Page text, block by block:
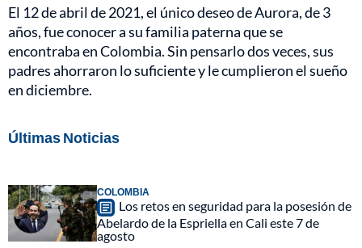
El 12 de abril de 2021, el único deseo de Aurora, de 3
años, fue conocer a su familia paterna que se
encontraba en Colombia. Sin pensarlo dos veces, sus
padres ahorraron lo suficiente y le cumplieron el sueño
en diciembre.
Últimas Noticias
COLOMBIA
Los retos en seguridad para la posesión de
Abelardo de la Espriella en Cali este 7 de
agosto